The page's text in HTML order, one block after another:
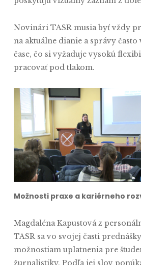
Novinári TASR musia byť vždy
na aktuálne dianie a správy
čase, čo si vyžaduje vysokú
pracovať pod tlakom.
Možnosti praxe a kariérneho
Magdaléna Kapustová z
TASR sa vo svojej časti
možnostiam uplatnenia pre
žurnalistiky. Podľa jej slov